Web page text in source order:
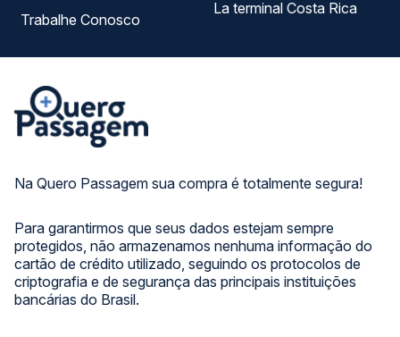
Na Quero Passagem sua compra é totalmente segura!
Para garantirmos que seus dados estejam sempre
protegidos, não armazenamos nenhuma informação do
cartão de crédito utilizado, seguindo os protocolos de
criptografia e de segurança das principais instituições
bancárias do Brasil.
Trabalhe Conosco
La terminal Costa Rica